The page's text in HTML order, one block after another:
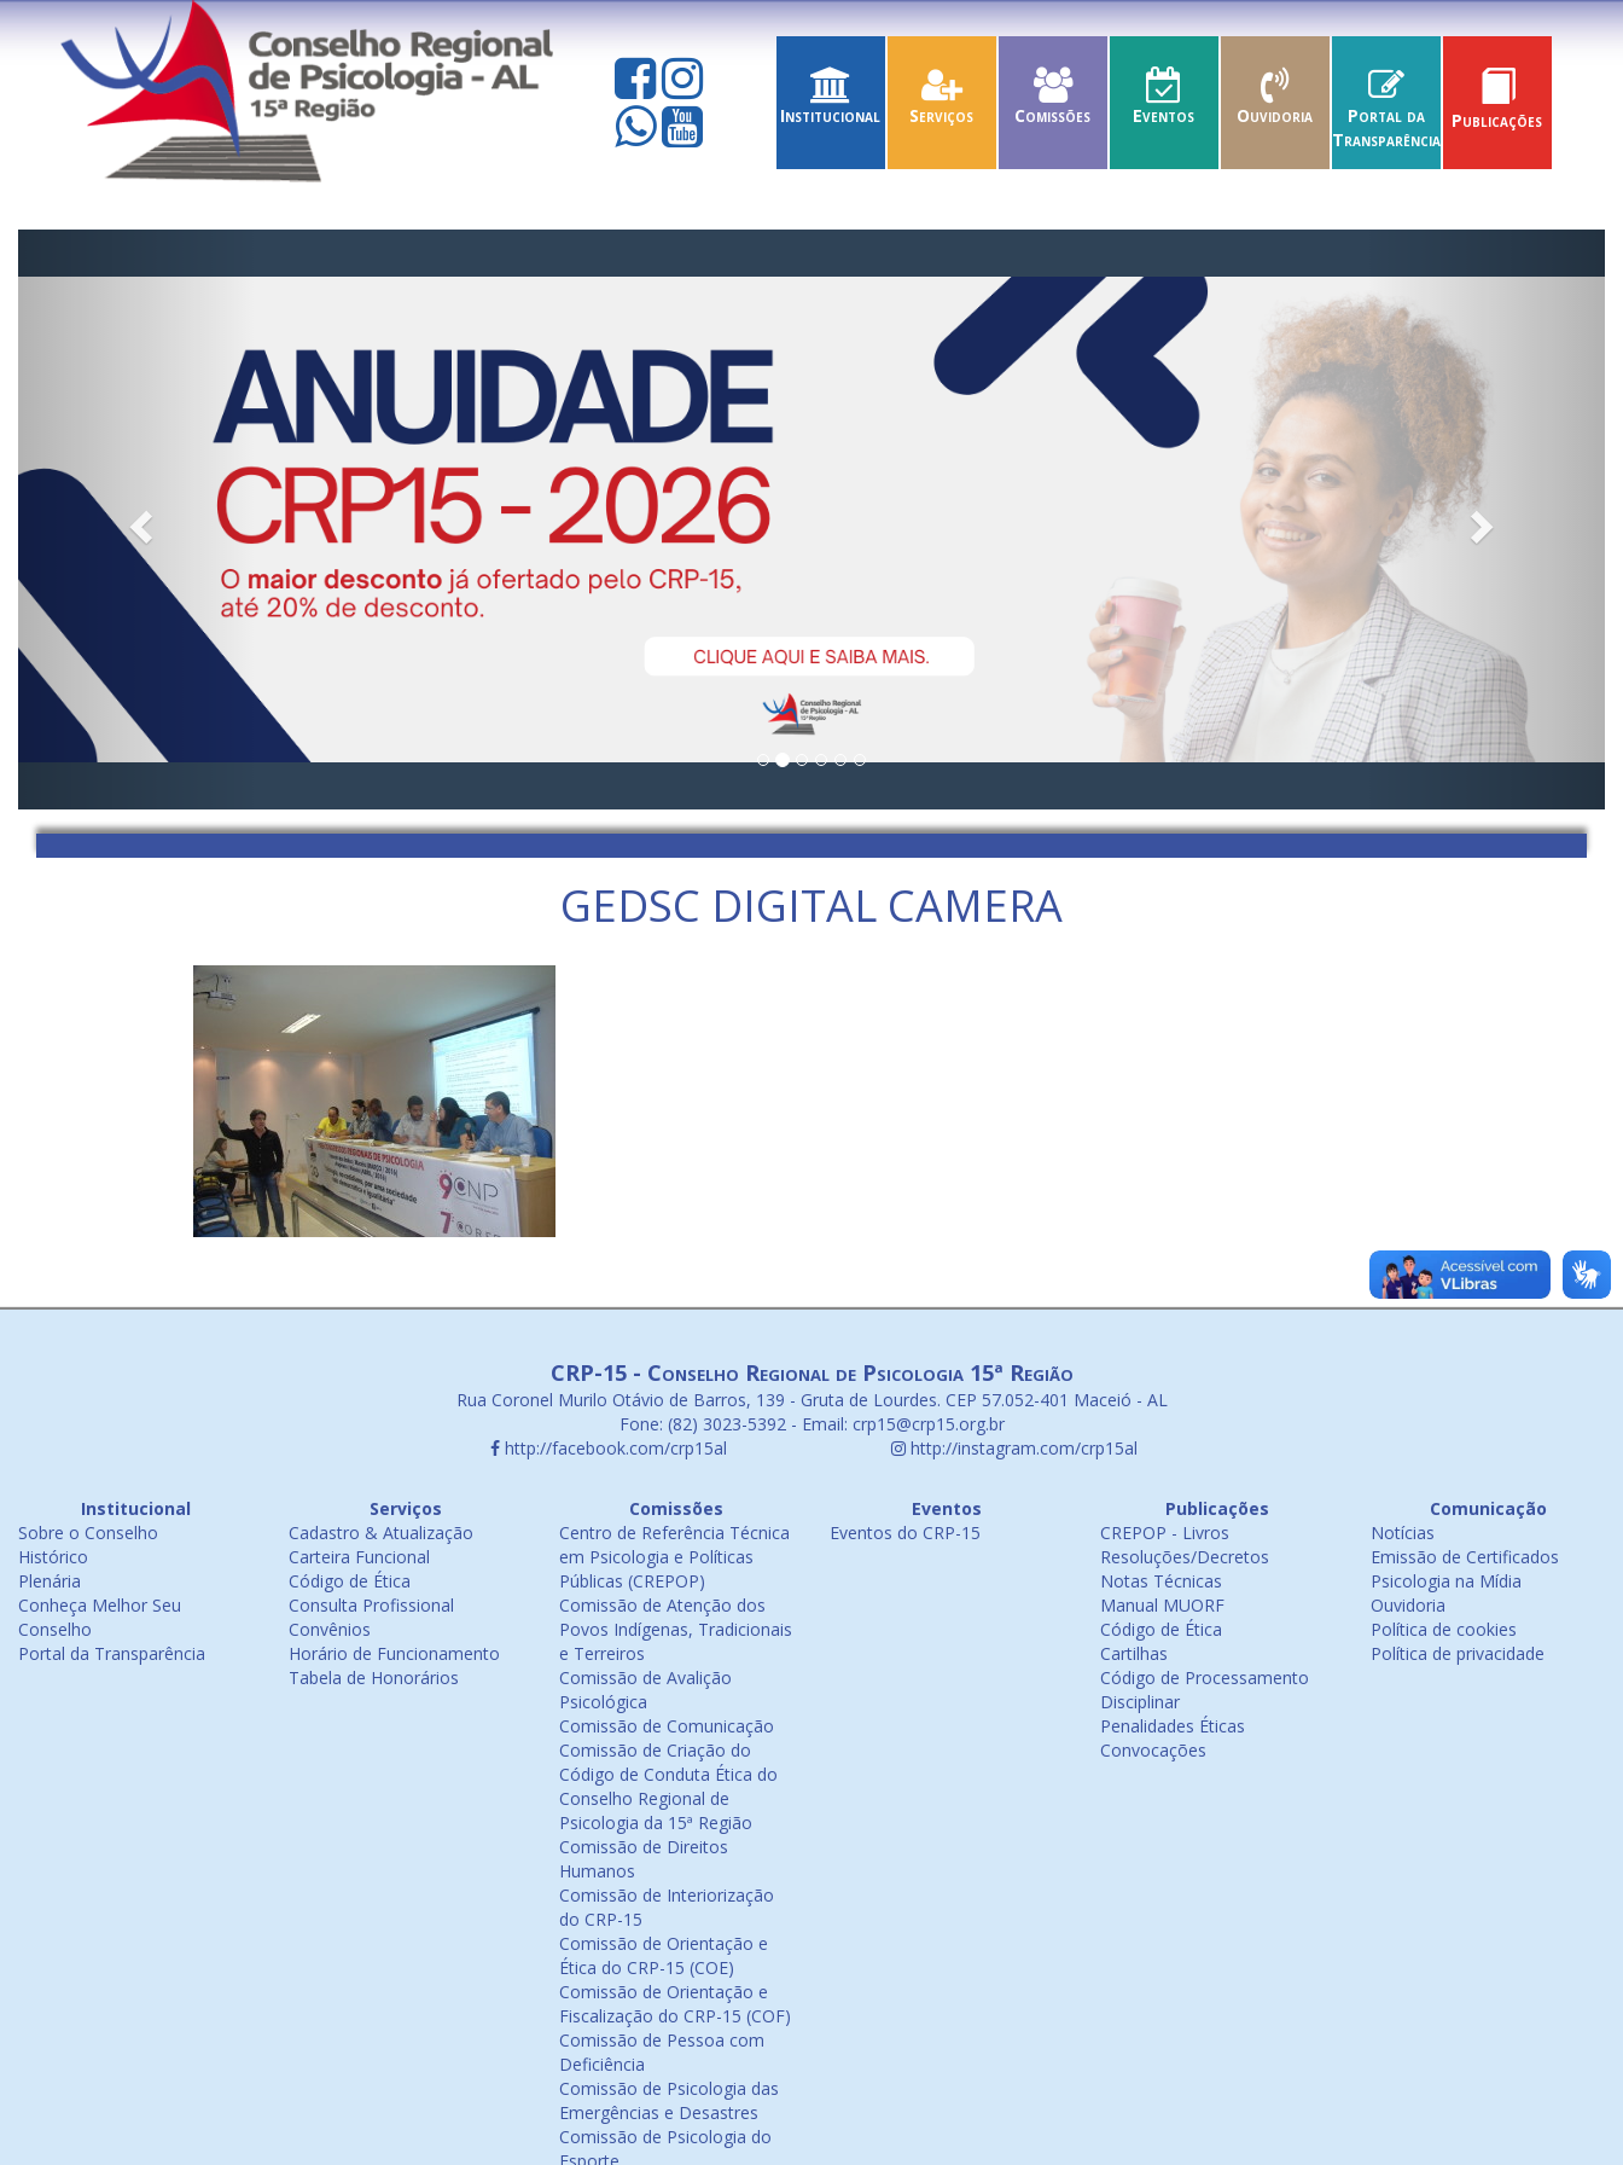
Institucional Serviços Comissões Eventos Ouvidoria
Portal da
Transparência
Publicações
GEDSC DIGITAL CAMERA
CRP-15 - Conselho Regional de Psicologia 15ª Região
Rua Coronel Murilo Otávio de Barros, 139 - Gruta de Lourdes. CEP 57.052-401 Maceió - AL
Fone: (82) 3023-5392 - Email: crp15@crp15.org.br
http://facebook.com/crp15al
http://instagram.com/crp15al
Institucional
Sobre o Conselho
Histórico
Plenária
Conheça Melhor Seu
Conselho
Portal da Transparência
Serviços
Cadastro & Atualização
Carteira Funcional
Código de Ética
Consulta Profissional
Convênios
Horário de Funcionamento
Tabela de Honorários
Comissões
Centro de Referência Técnica
em Psicologia e Políticas
Públicas (CREPOP)
Comissão de Atenção dos
Povos Indígenas, Tradicionais
e Terreiros
Comissão de Avalição
Psicológica
Comissão de Comunicação
Comissão de Criação do
Código de Conduta Ética do
Conselho Regional de
Psicologia da 15ª Região
Comissão de Direitos
Humanos
Comissão de Interiorização
do CRP-15
Comissão de Orientação e
Ética do CRP-15 (COE)
Comissão de Orientação e
Fiscalização do CRP-15 (COF)
Comissão de Pessoa com
Deficiência
Comissão de Psicologia das
Emergências e Desastres
Comissão de Psicologia do
Eventos
Eventos do CRP-15
Publicações
CREPOP - Livros
Resoluções/Decretos
Notas Técnicas
Manual MUORF
Código de Ética
Cartilhas
Código de Processamento
Disciplinar
Penalidades Éticas
Convocações
Comunicação
Notícias
Emissão de Certificados
Psicologia na Mídia
Ouvidoria
Política de cookies
Política de privacidade